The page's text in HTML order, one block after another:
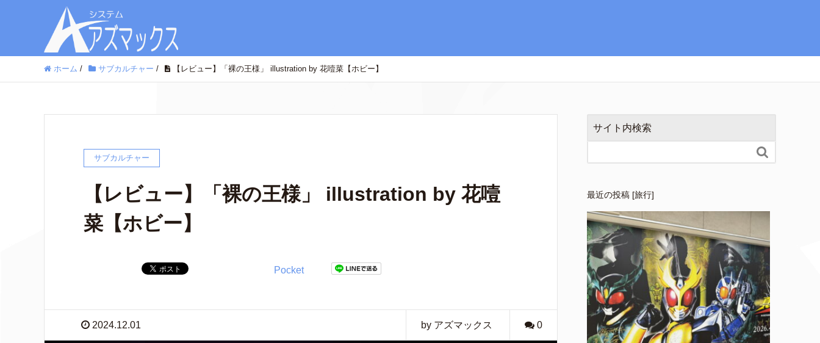
ホーム / サブカルチャー / 【レビュー】「裸の王様」 illustration by 花噎菜【ホビー】
サブカルチャー
【レビュー】「裸の王様」 illustration by 花噎
菜【ホビー】
Pocket
2024.12.01 by アズマックス 0
サイト内検索

最近の投稿 [旅行]